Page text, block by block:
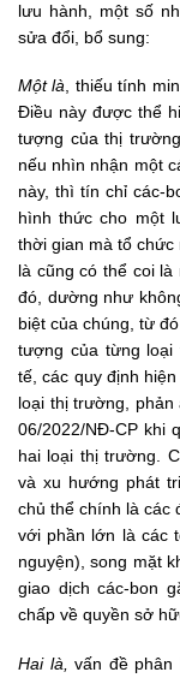
lưu hành, một số
sửa đổi, bổ sung:
Một là, thiếu tính
Điều này được thể
tượng của thị
nếu nhìn nhận một
này, thì tín chỉ các-
hình thức cho một
thời gian mà tổ
là cũng có thể coi là
đó, dường như
biệt của chúng, từ
tượng của từng loại
tế, các quy định
loại thị trường,
06/2022/NĐ-CP khi
hai loại thị trường.
và xu hướng phát
chủ thể chính là các
với phần lớn là các
nguyện), song mặt
giao dịch các-bon
chấp về quyền sở
Hai là,
vấn đề phân